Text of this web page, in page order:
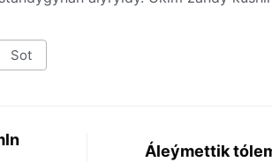
Sot
Áleýmettik